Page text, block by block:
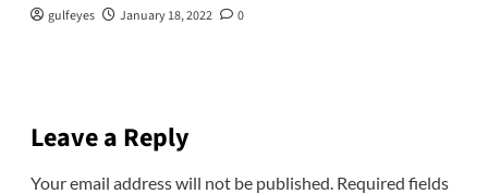
gulfeyes January 18, 2022 0
Leave a Reply
Your email address will not be published. Required fields